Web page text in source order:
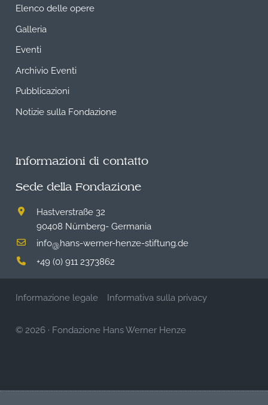
Elenco delle opere
Galleria
Eventi
Archivio Eventi
Pubblicazioni
Notizie sulla Fondazione
Informazioni di contatto
Sede della Fondazione
Hastverstraße 32
90408 Nürnberg- Germania
info@hans-werner-henze-stiftung.de
+49 (0) 911 2373862
Informazione legale Informativa sulla privacy
© 2026 · Fondazione Hans Werner Henze